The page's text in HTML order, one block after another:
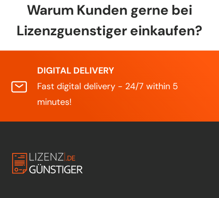
Warum Kunden gerne bei
Lizenzguenstiger einkaufen?
DIGITAL DELIVERY
Fast digital delivery - 24/7 within 5
minutes!